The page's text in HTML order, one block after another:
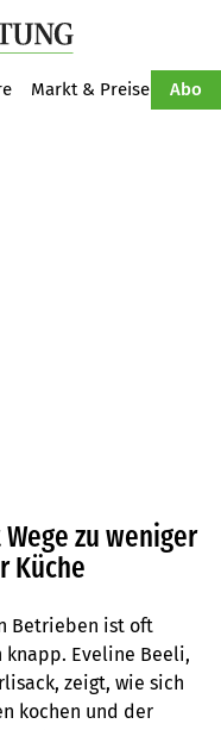
Markt & Preise Abo
zu weniger
Küche
Betrieben ist oft
knapp. Eveline Beeli,
zeigt, wie sich
kochen und der